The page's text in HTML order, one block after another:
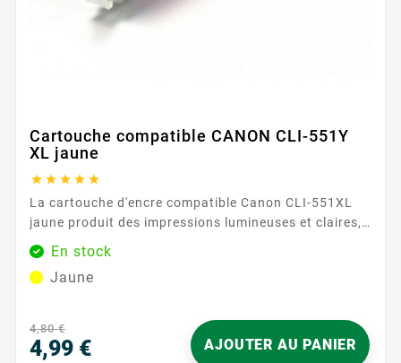
Cartouche compatible CANON CLI-551Y
XL jaune
    
La cartouche d'encre compatible Canon CLI-551XL
jaune produit des impressions lumineuses et claires,
essentielles pour les documents colorés et les
images. Avec une capacité de 695 pages, cette
cartouche assure des résultats constants et fiables,
formule d'encre avancée garantit des couleurs riches
et éclatantes, reproduisant fidèlement les...
En stock
Jaune
4,80 €
4,99 € AJOUTER AU PANIER